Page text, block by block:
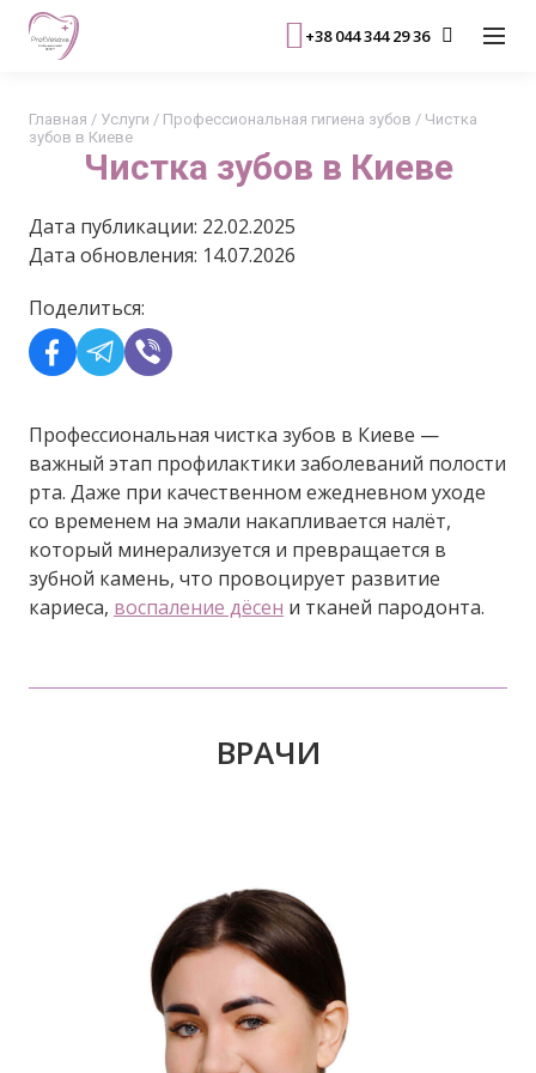
+38 044 344 29 36
Чистка зубов в Киеве
Главная / Услуги / Профессиональная гигиена зубов / Чистка
зубов в Киеве
Дата публикации: 22.02.2025
Дата обновления: 14.07.2026
Поделиться:
Профессиональная чистка зубов в Киеве —
важный этап профилактики заболеваний полости
рта. Даже при качественном ежедневном уходе
со временем на эмали накапливается налёт,
который минерализуется и превращается в
зубной камень, что провоцирует развитие
кариеса, воспаление дёсен и тканей пародонта.
ВРАЧИ